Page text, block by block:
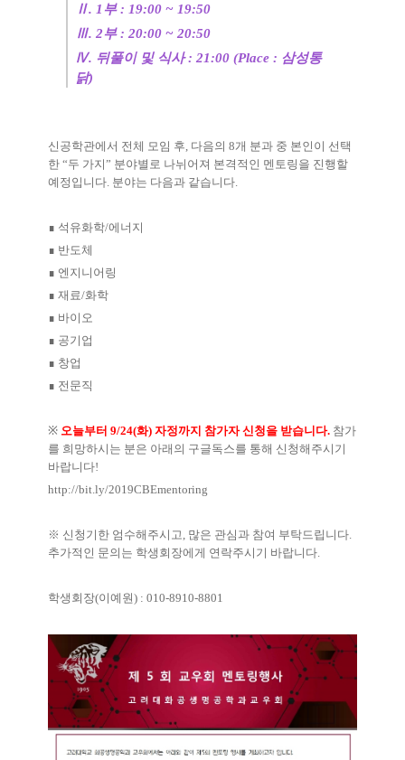
Ⅱ. 1 부: 19:00 ~ 19:50
Ⅲ. 2부: 20:00 ~ 20:50
Ⅳ. 뒤풀이 및 식사: 21:00 (Place : 삼성통
닭)
신공학관에서 전체 모임 후, 다음의 8개 분과 중 본인이 선택
한 “두 가지” 분야별로 나뉘어져 본격적인 멘토링을 진행할
예정입니다. 분야는 다음과 같습니다.
∎ 석유화학/에너지
∎ 반도체
∎ 엔지니어링
∎ 재료/화학
∎ 바이오
∎ 공기업
∎ 창업
∎ 전문직
※ 오늘부터 9/24(화) 자정까지 참가자 신청을 받습니다. 참가
를 희망하시는 분은 아래의 구글독스를 통해 신청해주시기
바랍니다!
http://bit.ly/2019CBEmentoring
※ 신청기한 엄수해주시고, 많은 관심과 참여 부탁드립니다.
추가적인 문의는 학생회장에게 연락주시기 바랍니다.
학생회장(이예원) : 010-8910-8801